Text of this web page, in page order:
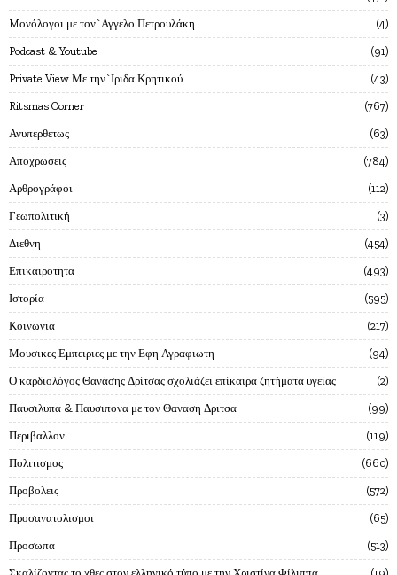
Mονόλογοι με τον`Αγγελο Πετρουλάκη 4
Podcast & Youtube 91
Private View Με την`Ιριδα Κρητικού 43
Ritsmas Corner 767
Ανυπερθετως 63
Αποχρωσεις 784
Αρθρογράφοι 112
Γεωπολιτική 3
Διεθνη 454
Επικαιροτητα 493
Ιστορία 595
Κοινωνια 217
Μουσικες Εμπειριες με την Εφη Αγραφιωτη 94
Ο καρδιολόγος Θανάσης Δρίτσας σχολιάζει επίκαιρα ζητήματα υγείας 2
Παυσιλυπα & Παυσιπονα με τον Θαναση Δριτσα 99
Περιβαλλον 119
Πολιτισμος 660
Προβολεις 572
Προσανατολισμοι 65
Προσωπα 513